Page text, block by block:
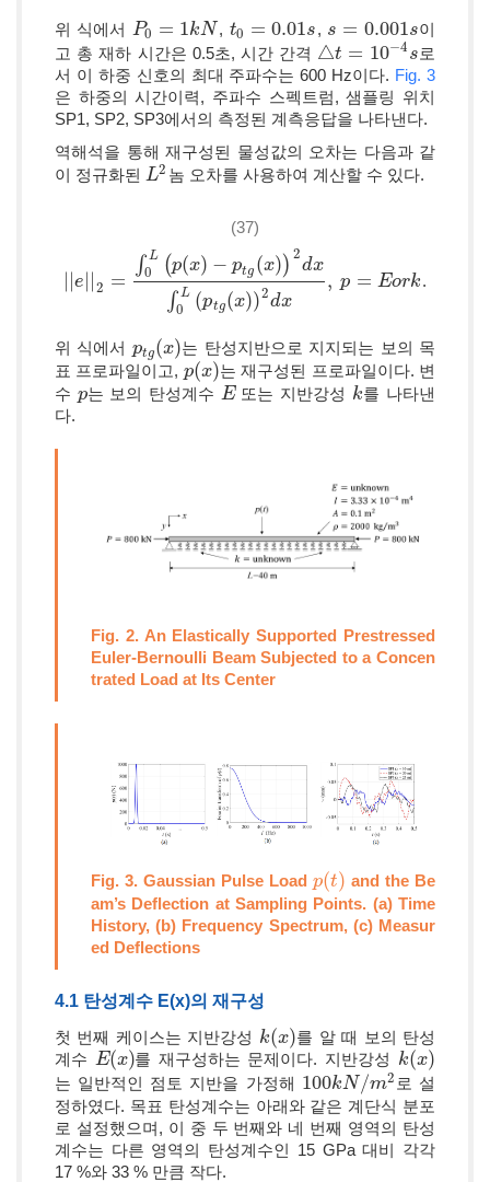
위 식에서 P0 = 1kN
P0 =1k N , t0 = 0.01s
t0=0.01s , s = 0.001s
s =0.001s
이
고 총 재하 시간은 0.5초, 시간 간격 △t = 10−4 s
△t= 10 −4s
로
서 이 하중 신호의 최대 주파수는 600 Hz이다. Fig. 3
은 하중의 시간이력, 주파수 스펙트럼, 샘플링 위치
SP1, SP2, SP3에서의 측정된 계측응답을 나타낸다.
역해석을 통해 재구성된 물성값의 오차는 다음과 같
이 정규화된 L2
L2 놈 오차를 사용하여 계산할 수 있다.
(37)
|e 2 =
∫ L
0 (p(x) − ptg (x)) 2
dx
∫ L
0 (ptg (x))2dx
, p = Eork
e| 2= ∫0L (p(x)−ptg(x))2dx∫0L(ptg(x))2d x, p= Eork .
위 식에서 ptg(x)
ptg(x) 는 탄성지반으로 지지되는 보의 목
표 프로파일이고, p(x)
p(x) 는 재구성된 프로파일이다. 변
수 p
p는 보의 탄성계수 E
E또는 지반강성 k
k를 나타낸
다.
Fig. 2. An Elastically Supported Prestressed
Euler-Bernoulli Beam Subjected to a Concen
trated Load at Its Center
Fig. 3. Gaussian Pulse Load p(t)
p(t)
and the Be
am’s Deflection at Sampling Points. (a) Time
History, (b) Frequency Spectrum, (c) Measur
ed Deflections
4.1 탄성계수 E(x)의 재구성
첫 번째 케이스는 지반강성 k(x)
k(x) 를 알 때 보의 탄성
계수 E(x)
E(x) 를 재구성하는 문제이다. 지반강성 k(x)
k(x)
는 일반적인 점토 지반을 가정해 100kN /m2
100kN/m2
로 설
정하였다. 목표 탄성계수는 아래와 같은 계단식 분포
로 설정했으며, 이 중 두 번째와 네 번째 영역의 탄성
계수는 다른 영역의 탄성계수인 15 GPa 대비 각각
17 %와 33 % 만큼 작다.